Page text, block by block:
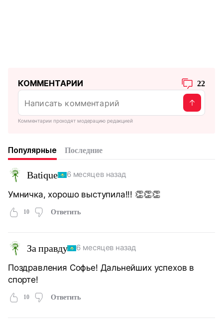
КОММЕНТАРИИ 22
Комментарии проходят модерацию редакцией
Популярные Последние
Batique 6 месяцев назад
Умничка, хорошо выступила!!! 👏👏👏
10 Ответить
За правду 6 месяцев назад
Поздравления Софье! Дальнейших успехов в
спорте!
10 Ответить